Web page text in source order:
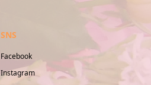
SNS
Facebook
Instagram